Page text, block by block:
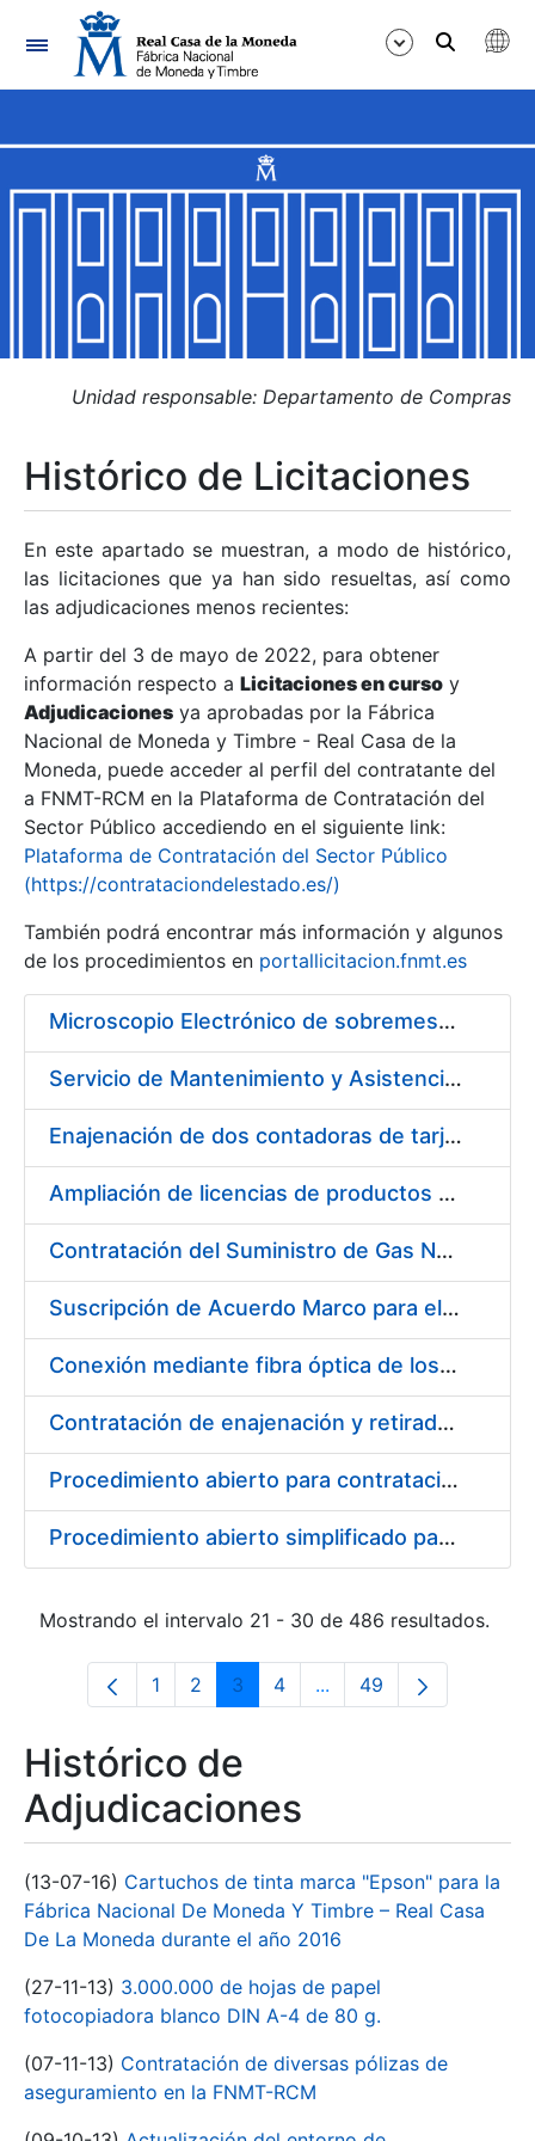
Navegación
Mostrar/Ocultar
Mostrar/Ocultar
Mostrar/Ocultar
Mostrar/Ocultar
Mostrar/Ocultar
Mostrar/Ocultar
Unidad responsable: Departamento de Compras
Histórico de Licitaciones
En este apartado se muestran, a modo de histórico,
las licitaciones que ya han sido resueltas, así como
las adjudicaciones menos recientes:
A partir del 3 de mayo de 2022, para obtener
información respecto a Licitaciones en curso y
Adjudicaciones ya aprobadas por la Fábrica
Nacional de Moneda y Timbre - Real Casa de la
Moneda, puede acceder al perfil del contratante del
a FNMT-RCM en la Plataforma de Contratación del
Sector Público accediendo en el siguiente link:
Plataforma de Contratación del Sector Público
(https://contrataciondelestado.es/)
También podrá encontrar más información y algunos
de los procedimientos en portallicitacion.fnmt.es
Microscopio Electrónico de sobremesa con Sistema de Análisis por Rayos X (SEM/EDX)
Servicio de Mantenimiento y Asistencia Técnica Integral de las Impresoras HP INDIGO 12000 del Departamento de Timbre y serie III HP 7900 Departamento de Imprenta/Tarjetas en su sede de Madrid
Enajenación de dos contadoras de tarjetas Spartanics.
Ampliación de licencias de productos Atlassian en CERES
Contratación del Suministro de Gas Natural para la Fábrica Nacional de Moneda y Timbre – Real Casa de Moneda, en sus centros de trabajo de Madrid y Burgos
Suscripción de Acuerdo Marco para el Suministro de Repuestos Específicos de Maquinaria
Conexión mediante fibra óptica de los centros de proceso de datos (CPD's) de las sedes de la FNMT-RCM de Burgos y Madrid
Contratación de enajenación y retirada de recortes sobrantes y desperdicios de papel impreso y no impreso durante el año 2022
Procedimiento abierto para contratación de diversas pólizas de aseguramiento para la FNMT-RCM
Procedimiento abierto simplificado para contratación de otras pólizas de aseguramiento para la FNMT-RCM
Mostrando el intervalo 21 - 30 de 486 resultados.
Página
1 Página
2 Página
3 Página
4 ...Páginas intermedias
Página
49
Histórico de
Adjudicaciones
(13-07-16) Cartuchos de tinta marca "Epson" para la
Fábrica Nacional De Moneda Y Timbre – Real Casa
De La Moneda durante el año 2016
(27-11-13) 3.000.000 de hojas de papel
fotocopiadora blanco DIN A-4 de 80 g.
(07-11-13) Contratación de diversas pólizas de
aseguramiento en la FNMT-RCM